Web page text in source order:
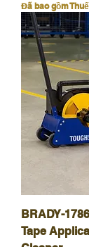
Đã bao gồm Thuế
BRADY-
Tape